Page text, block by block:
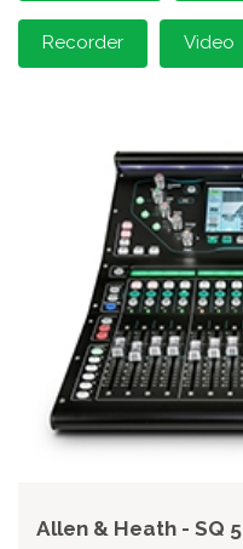
Recorder Video
Allen & Heath - SQ 5